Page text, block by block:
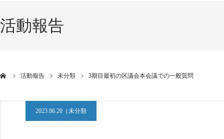
活動報告
活動報告 未分類 3期目最初の区議会本会議での一般質問
2023.06.20 未分類